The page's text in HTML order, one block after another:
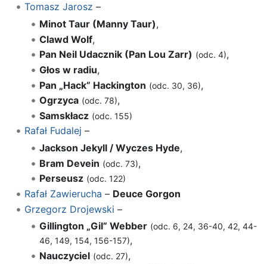
Tomasz Jarosz –
Minot Taur (Manny Taur),
Clawd Wolf,
Pan Neil Udacznik (Pan Lou Zarr) (odc. 4),
Głos w radiu,
Pan „Hack” Hackington (odc. 30, 36),
Ogrzyca (odc. 78),
Samskłacz (odc. 155)
Rafał Fudalej –
Jackson Jekyll / Wyczes Hyde,
Bram Devein (odc. 73),
Perseusz (odc. 122)
Rafał Zawierucha – Deuce Gorgon
Grzegorz Drojewski –
Gillington „Gil” Webber (odc. 6, 24, 36-40, 42, 44-
46, 149, 154, 156-157),
Nauczyciel (odc. 27),